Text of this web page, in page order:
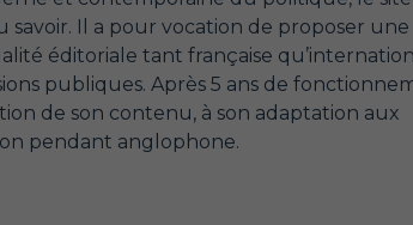
Il a pour vocation de proposer une
éditoriale tant française
publiques. Après 5 ans de
de son contenu, à son adaptation aux
pendant anglophone.